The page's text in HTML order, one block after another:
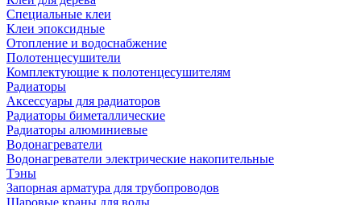
Специальные клеи
Клеи эпоксидные
Отопление и водоснабжение
Полотенцесушители
Комплектующие к полотенцесушителям
Радиаторы
Аксессуары для радиаторов
Радиаторы биметаллические
Радиаторы алюминиевые
Водонагреватели
Водонагреватели электрические накопительные
Тэны
Запорная арматура для трубопроводов
Шаровые краны для воды